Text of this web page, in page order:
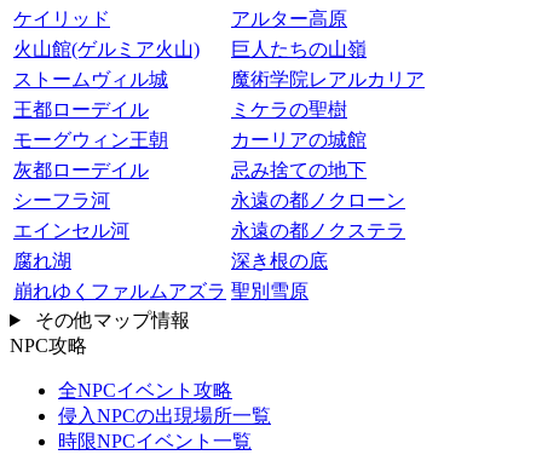
ケイリッド
アルター高原
火山館(ゲルミア火山)
巨人たちの山嶺
ストームヴィル城
魔術学院レアルカリア
王都ローデイル
ミケラの聖樹
モーグウィン王朝
カーリアの城館
灰都ローデイル
忌み捨ての地下
シーフラ河
永遠の都ノクローン
エインセル河
永遠の都ノクステラ
腐れ湖
深き根の底
崩れゆくファルムアズラ 聖別雪原
その他マップ情報
NPC攻略
全NPCイベント攻略
侵入NPCの出現場所一覧
時限NPCイベント一覧